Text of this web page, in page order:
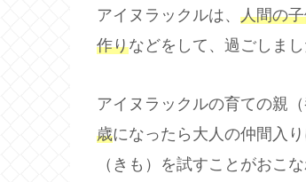
アイヌラックルは、 人間の
作りなどをして、過ごしまし
アイヌラックルの育ての親
歳になったら大人の仲間入
（きも）を試すことがおこ